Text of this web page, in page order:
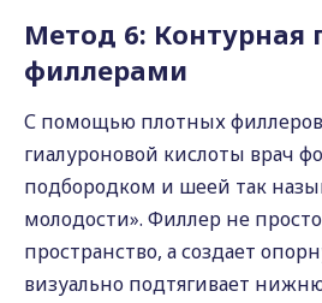
Метод 6: Контурная
филлерами
С помощью плотных филлеров
гиалуроновой кислоты врач
подбородком и шеей так
молодости». Филлер не
пространство, а создает
визуально подтягивает